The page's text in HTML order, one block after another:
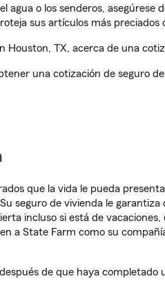
agua o los senderos, asegúrese
sus artículos más preciados
TX, acerca de una
una cotización de seguro
que la vida le pueda
Su seguro de vivienda le
incluso si está de
a State Farm como su
de que haya